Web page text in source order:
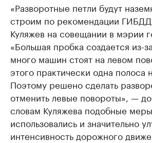
«Разворотные петли будут
строим по рекомендации
Куляжев на совещании в мэрии
«Большая пробка создается из-
много машин стоят на левом
этого практически одна полоса
Поэтому решено сделать
отменить левые повороты», —
словам Куляжева подобные
использовались и значительно
интенсивность дорожного